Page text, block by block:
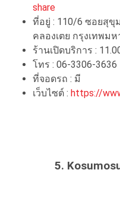
share
ที่อยู่ : 110/6 ซอยสุขุ
คลองเตย กรุงเทพม
ร้านเปิดบริการ :
โทร : 06-3306-3636
ที่จอดรถ : มี
เว็บไซต์ : https://
5.